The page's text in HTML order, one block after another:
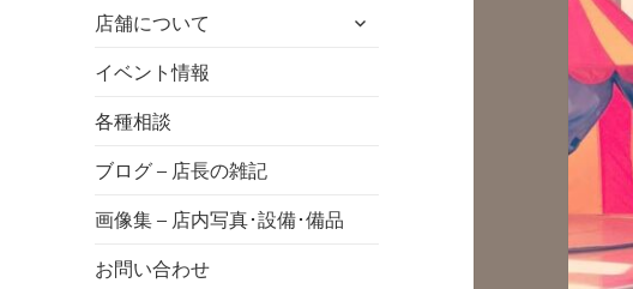
オフ | 子どもと一
緒にいながら自分
時間を*広島の託児
付きリフレッシュ
空間・コワーキン
グスペース・シェ
アスペース・レン
店舗について
サ
展
開
イベント情報
各種相談
ブログ – 店長の雑記
画像集 – 店内写真･設備･備品
お問い合わせ